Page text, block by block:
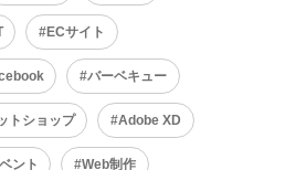
ECサイト
バーベキュー
トショップ Adobe XD
ント Web制作